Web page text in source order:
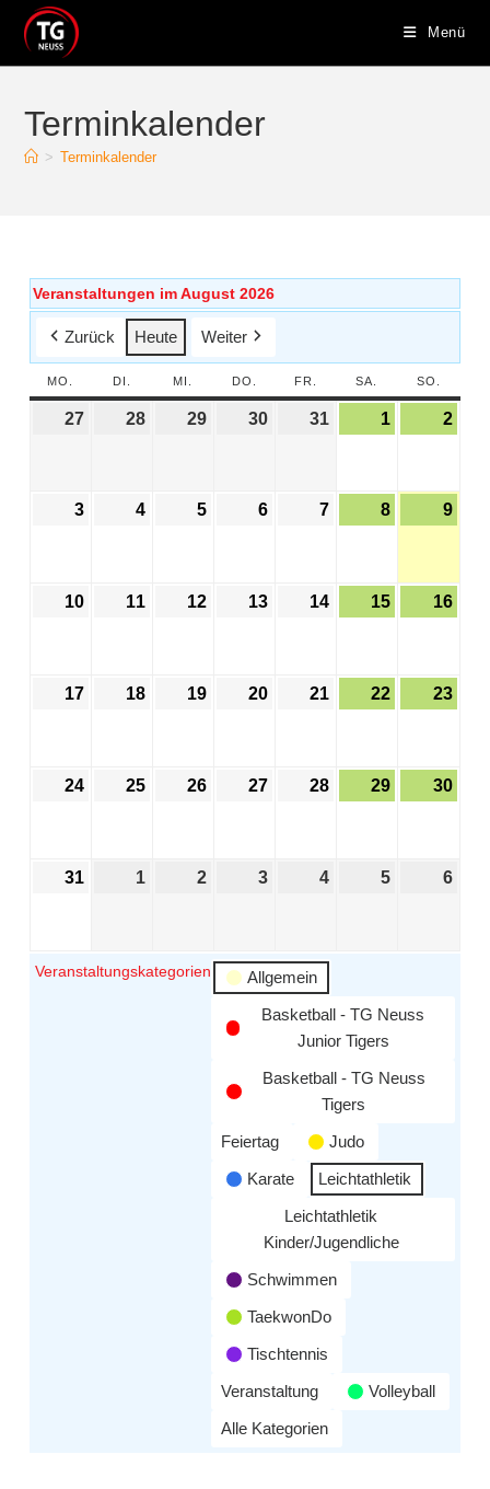
Menü
Terminkalender
> Terminkalender
Veranstaltungen im August 2026
Zurück Heute Weiter
MO. DI. MI. DO. FR. SA. SO.
27 28 29 30 31 1 2
3 4 5 6 7 8 9
10 11 12 13 14 15 16
17 18 19 20 21 22 23
24 25 26 27 28 29 30
31 1 2 3 4 5 6
Veranstaltungskategorien
Allgemein
Basketball - TG Neuss
Junior Tigers
Basketball - TG Neuss
Tigers
Feiertag
Judo
Karate
Leichtathletik
Leichtathletik
Kinder/Jugendliche
Schwimmen
TaekwonDo
Tischtennis
Veranstaltung
Volleyball
Alle Kategorien